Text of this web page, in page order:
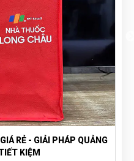
TÚI VẢI KHÔNG DỆT THÂN